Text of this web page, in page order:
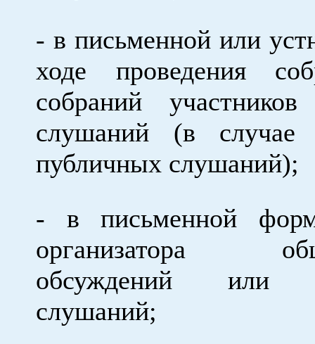
- в письменной или
ходе проведения
собраний
слушаний (в случае
публичных слушаний);
- в письменной
организатора
обсуждений или
слушаний;